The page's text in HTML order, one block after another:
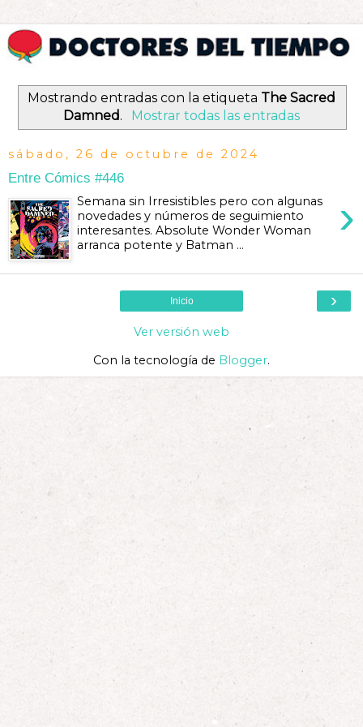
Mostrando entradas con la etiqueta The Sacred
Damned. Mostrar todas las entradas
sábado, 26 de octubre de 2024
Entre Cómics #446
›
Semana sin Irresistibles pero con algunas
novedades y números de seguimiento
interesantes. Absolute Wonder Woman
arranca potente y Batman ...
›
Inicio
Ver versión web
Con la tecnología de Blogger.